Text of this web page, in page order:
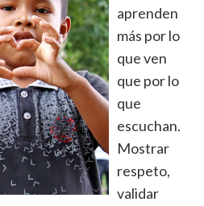
aprenden
más por lo
que ven
que por lo
que
escuchan.
Mostrar
respeto,
validar